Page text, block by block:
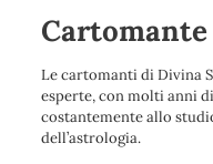
Le cartomanti di Divina
esperte, con molti anni
costantemente allo
dell’astrologia.